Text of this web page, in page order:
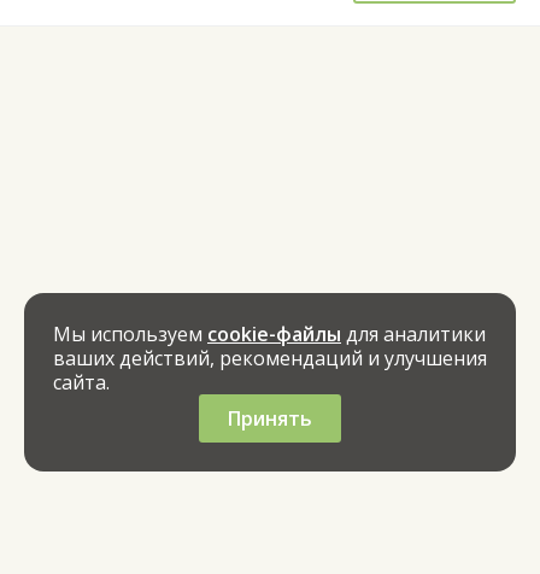
Мы используем cookie-файлы для аналитики
ваших действий, рекомендаций и улучшения
сайта.
Принять